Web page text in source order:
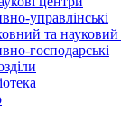
управлінські
та
господарські